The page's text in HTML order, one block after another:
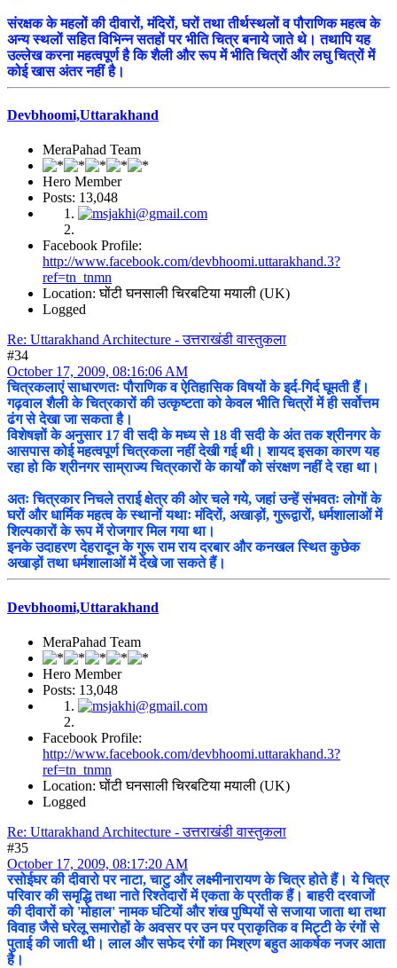
संरक्षक के महलों की दीवारों, मंदिरों, घरों तथा तीर्थस्थलों व पौराणिक महत्व के
अन्य स्थलों सहित विभिन्न सतहों पर भीति चित्र बनाये जाते थे। तथापि यह
उल्लेख करना महत्वपूर्ण है कि शैली और रूप में भीति चित्रों और लघु चित्रों में
कोई खास अंतर नहीं है।
Devbhoomi,Uttarakhand
MeraPahad Team
Hero Member
Posts: 13,048
Facebook Profile:
http://www.facebook.com/devbhoomi.uttarakhand.3?
ref=tn_tnmn
Location: घोंटी घनसाली चिरबटिया मयाली (UK)
Logged
Re: Uttarakhand Architecture - उत्तराखंडी वास्तुकला
#34
October 17, 2009, 08:16:06 AM
चित्रकलाएं साधारणतः पौराणिक व ऐतिहासिक विषयों के इर्द-गिर्द घूमती हैं।
गढ़वाल शैली के चित्रकारों की उत्कृष्टता को केवल भीति चित्रों में ही सर्वोत्तम
ढंग से देखा जा सकता है।
विशेषज्ञों के अनुसार 17 वी सदी के मध्य से 18 वी सदी के अंत तक श्रीनगर के
आसपास कोई महत्वपूर्ण चित्रकला नहीं देखी गई थी। शायद इसका कारण यह
रहा हो कि श्रीनगर साम्राज्य चित्रकारों के कार्यों को संरक्षण नहीं दे रहा था।
अतः चित्रकार निचले तराई क्षेत्र की ओर चले गये, जहां उन्हें संभवतः लोगों के
घरों और धार्मिक महत्व के स्थानों यथाः मंदिरों, अखाड़ों, गुरूद्वारों, धर्मशालाओं में
शिल्पकारों के रूप में रोजगार मिल गया था।
इनके उदाहरण देहरादून के गुरू राम राय दरबार और कनखल स्थित कुछेक
अखाड़ों तथा धर्मशालाओं में देखे जा सकते हैं।
Devbhoomi,Uttarakhand
MeraPahad Team
Hero Member
Posts: 13,048
Facebook Profile:
http://www.facebook.com/devbhoomi.uttarakhand.3?
ref=tn_tnmn
Location: घोंटी घनसाली चिरबटिया मयाली (UK)
Logged
Re: Uttarakhand Architecture - उत्तराखंडी वास्तुकला
#35
October 17, 2009, 08:17:20 AM
रसोईघर की दीवारो पर नाटा, चाटु और लक्ष्मीनारायण के चित्र होते हैं। ये चित्र
परिवार की समृद्धि तथा नाते रिश्तेदारों में एकता के प्रतीक हैं। बाहरी दरवाजों
की दीवारों को 'मोहाल' नामक घंटियों और शंख पुष्पियों से सजाया जाता था तथा
विवाह जैसे घरेलू समारोहों के अवसर पर उन पर प्राकृतिक व मिट्टी के रंगों से
पुताई की जाती थी। लाल और सफेद रंगों का मिश्रण बहुत आकर्षक नजर आता
है।